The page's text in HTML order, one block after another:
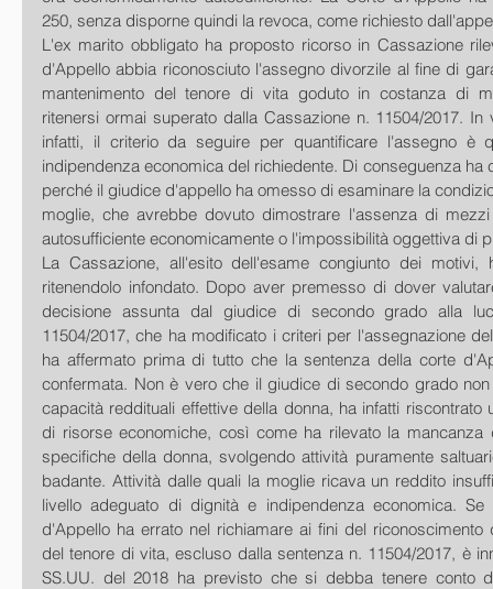
250, senza disporne quindi la revoca, come richiesto
L'ex marito obbligato ha proposto ricorso in Cassazione
d'Appello abbia riconosciuto l'assegno divorzile al fine di
mantenimento del tenore di vita goduto in costanza di
ritenersi ormai superato dalla Cassazione n. 11504/2017.
infatti, il criterio da seguire per quantificare l'assegno è
indipendenza economica del richiedente. Di conseguenza ha
perché il giudice d'appello ha omesso di esaminare la
moglie, che avrebbe dovuto dimostrare l'assenza di
autosufficiente economicamente o l'impossibilità oggettiva di
La Cassazione, all'esito dell'esame congiunto dei motivi,
ritenendolo infondato. Dopo aver premesso di dover
decisione assunta dal giudice di secondo grado alla
11504/2017, che ha modificato i criteri per l'assegnazione
ha affermato prima di tutto che la sentenza della corte
confermata. Non è vero che il giudice di secondo grado
capacità reddituali effettive della donna, ha infatti riscontrato
di risorse economiche, così come ha rilevato la mancanza
specifiche della donna, svolgendo attività puramente
badante. Attività dalle quali la moglie ricava un reddito
livello adeguato di dignità e indipendenza economica.
d'Appello ha errato nel richiamare ai fini del riconoscimento
del tenore di vita, escluso dalla sentenza n. 11504/2017, è
SS.UU. del 2018 ha previsto che si debba tenere conto